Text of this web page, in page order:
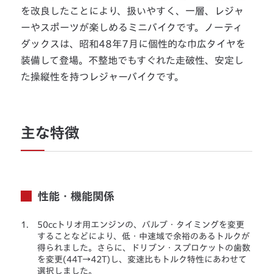
を改良したことにより、扱いやすく、一層、レジャ
ーやスポーツが楽しめるミニバイクです。ノーティ
ダックスは、昭和48年7月に個性的な巾広タイヤを
装備して登場。不整地でもすぐれた走破性、安定し
た操縦性を持つレジャーバイクです。
主な特徴
性能・機能関係
1.
50ccトリオ用エンジンの、バルブ・タイミングを変更
することなどにより、低・中速域で余裕のあるトルクが
得られました。さらに、ドリブン・スプロケットの歯数
を変更(44T→42T)し、変速比もトルク特性にあわせて
選択しました。